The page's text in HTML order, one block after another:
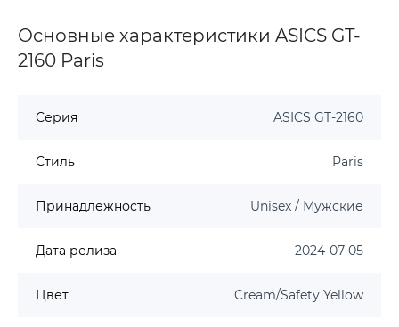
Основные характеристики ASICS GT-
2160 Paris
Серия ASICS GT-2160
Стиль Paris
Принадлежность Unisex / Мужские
Дата релиза 2024-07-05
Цвет Cream/Safety Yellow